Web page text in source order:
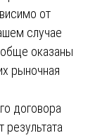
от
случае
оказаны
рыночная
договора